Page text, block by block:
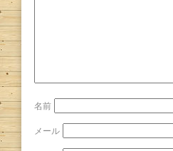
名前
メール